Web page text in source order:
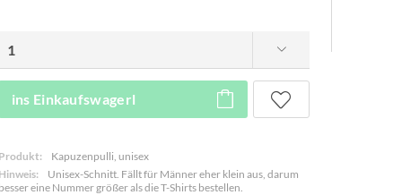
ins Einkaufswagerl
Produkt:
Kapuzenpulli, unisex
Hinweis:
Unisex-Schnitt. Fällt für Männer eher klein aus, darum
besser eine Nummer größer als die T-Shirts bestellen.